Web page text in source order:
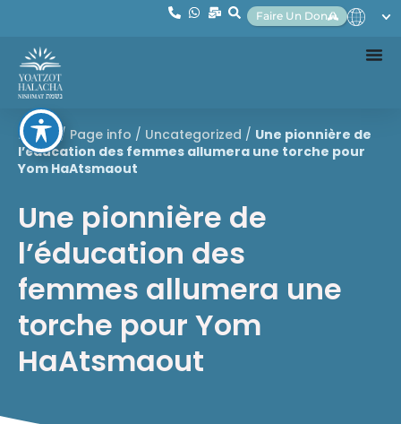
Faire Un Don
Home / Page info / Uncategorized / Une pionnière de
l’éducation des femmes allumera une torche pour
Yom HaAtsmaout
Une pionnière de
l’éducation des
femmes allumera une
torche pour Yom
HaAtsmaout